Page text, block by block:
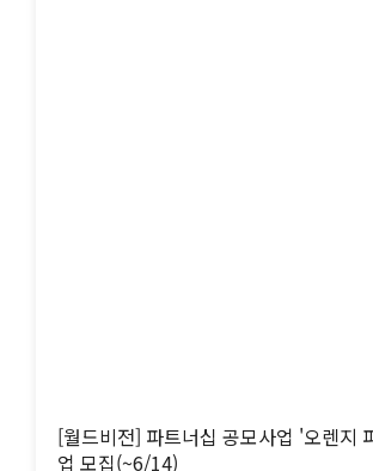
[월드비전] 파트너십 공모사업 '오렌지
업 모집(~6/14)